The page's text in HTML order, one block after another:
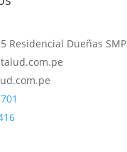
Residencial Dueñas SMP